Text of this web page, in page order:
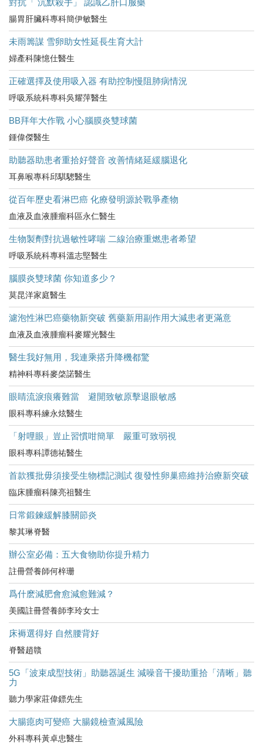
對抗「 沉默殺手」 認識乙肝口服藥
腸胃肝臟科專科簡伊敏醫生
未雨籌謀 雪卵助女性延長生育大計
婦產科陳憶仕醫生
正確選擇及使用吸入器 有助控制慢阻肺病情況
呼吸系統科專科吳耀萍醫生
BB拜年大作戰 小心腦膜炎雙球菌
鍾偉傑醫生
助聽器助患者重拾好聲音 改善情緒延緩腦退化
耳鼻喉專科邱騏驄醫生
從百年歷史看淋巴癌 化療發明源於戰爭產物
血液及血液腫瘤科區永仁醫生
生物製劑對抗過敏性哮喘 二線治療重燃患者希望
呼吸系統科專科溫志堅醫生
腦膜炎雙球菌 你知道多少？
莫昆洋家庭醫生
濾泡性淋巴癌藥物新突破 舊藥新用副作用大減患者更滿意
血液及血液腫瘤科麥耀光醫生
醫生我好無用，我連乘搭升降機都驚
精神科專科麥棨諾醫生
眼睛流淚痕癢難當 避開致敏原擊退眼敏感
眼科專科練永炫醫生
「射哩眼」豈止習慣咁簡單 嚴重可致弱視
眼科專科譚德祐醫生
首款獲批毋須接受生物標記測試 復發性卵巢癌維持治療新突破
臨床腫瘤科陳亮祖醫生
日常鍛鍊緩解膝關節炎
黎其琳脊醫
辦公室必備：五大食物助你提升精力
註冊營養師何梓珊
爲什麽減肥會愈減愈難減？
美國註冊營養師李玲女士
床褥選得好 自然腰背好
脊醫趙贛
5G「波束成型技術」助聽器誕生 減噪音干擾助重拾「清晰」聽
力
聽力學家莊偉鏢先生
大腸瘜肉可變癌 大腸鏡檢查減風險
外科專科黃卓忠醫生